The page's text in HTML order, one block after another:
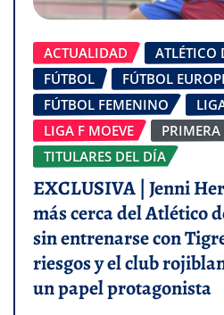
ACTUALIDAD
ATLÉTICO
FÚTBOL
FÚTBOL
FÚTBOL FEMENINO
LIGA F MOEVE
TITULARES DEL DÍA
EXCLUSIVA | Jenni
más cerca del Atlético
sin entrenarse con
riesgos y el club
un papel protagonista